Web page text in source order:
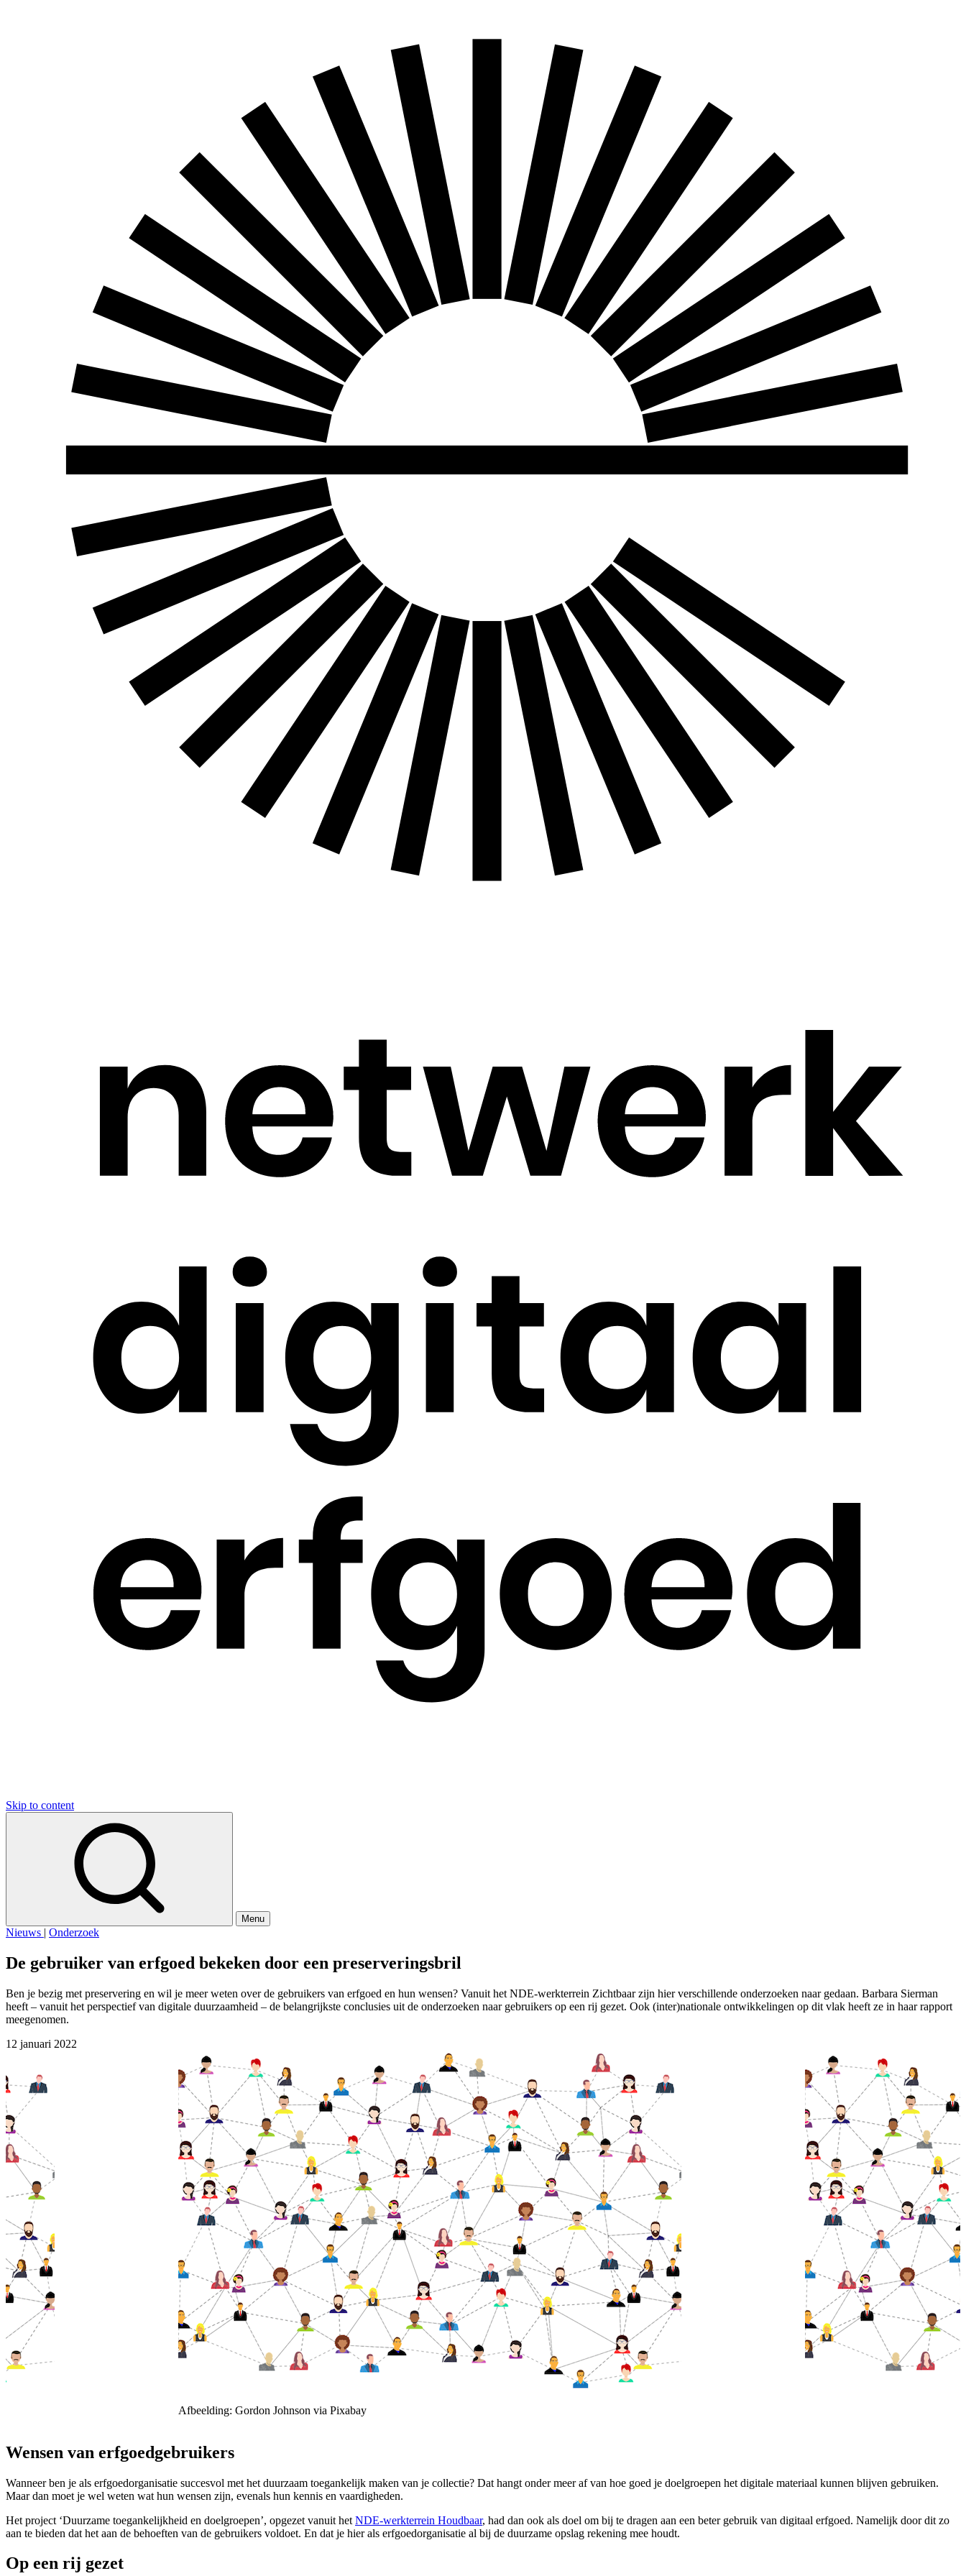
Skip to content
Menu
Nieuws | Onderzoek
De gebruiker van erfgoed bekeken door een preserveringsbril
Ben je bezig met preservering en wil je meer weten over de gebruikers van erfgoed en hun wensen? Vanuit het NDE-werkterrein Zichtbaar zijn hier verschillende onderzoeken naar gedaan. Barbara Sierman
heeft – vanuit het perspectief van digitale duurzaamheid – de belangrijkste conclusies uit de onderzoeken naar gebruikers op een rij gezet. Ook (inter)nationale ontwikkelingen op dit vlak heeft ze in haar rapport
meegenomen.
12 januari 2022
Afbeelding: Gordon Johnson via Pixabay
Wensen van erfgoedgebruikers
Wanneer ben je als erfgoedorganisatie succesvol met het duurzaam toegankelijk maken van je collectie? Dat hangt onder meer af van hoe goed je doelgroepen het digitale materiaal kunnen blijven gebruiken.
Maar dan moet je wel weten wat hun wensen zijn, evenals hun kennis en vaardigheden.
Het project ‘Duurzame toegankelijkheid en doelgroepen’, opgezet vanuit het NDE-werkterrein Houdbaar, had dan ook als doel om bij te dragen aan een beter gebruik van digitaal erfgoed. Namelijk door dit zo
aan te bieden dat het aan de behoeften van de gebruikers voldoet. En dat je hier als erfgoedorganisatie al bij de duurzame opslag rekening mee houdt.
Op een rij gezet